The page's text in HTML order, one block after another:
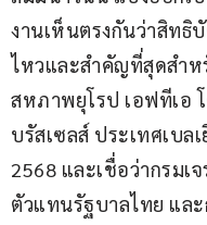
งานเห็นตรงกันว่าสิทธิ
ไหวและสำคัญที่สุดสำห
สหภาพยุโรป เอฟทีเอ
บรัสเซลส์ ประเทศเบล
2568 และเชื่อว่ากรมเ
ตัวแทนรัฐบาลไทย แล